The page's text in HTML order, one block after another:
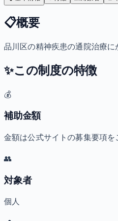
📋概要
品川区の精神疾患の通院治療に
✨この制度の特徴
💰
補助金額
金額は公式サイトの募集要項を
👥
対象者
個人